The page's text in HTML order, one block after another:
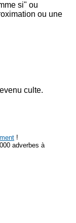
si" ou
ou une
culte.
!
adverbes à